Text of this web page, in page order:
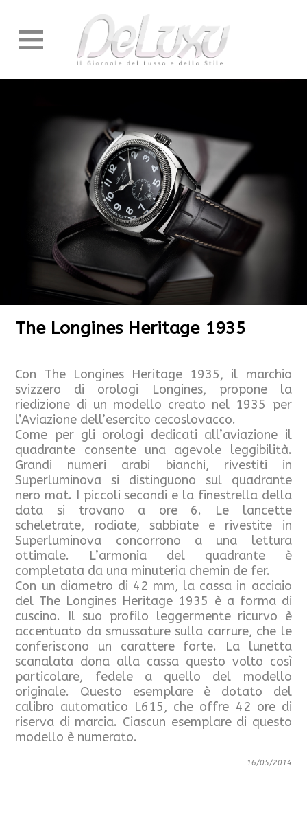
The Longines Heritage 1935
Con The Longines Heritage 1935, il marchio
svizzero di orologi Longines, propone la
riedizione di un modello creato nel 1935 per
l’Aviazione dell’esercito cecoslovacco.
Come per gli orologi dedicati all’aviazione il
quadrante consente una agevole leggibilità.
Grandi numeri arabi bianchi, rivestiti in
Superluminova si distinguono sul quadrante
nero mat. I piccoli secondi e la finestrella della
data si trovano a ore 6. Le lancette
scheletrate, rodiate, sabbiate e rivestite in
Superluminova concorrono a una lettura
ottimale. L’armonia del quadrante è
completata da una minuteria chemin de fer.
Con un diametro di 42 mm, la cassa in acciaio
del The Longines Heritage 1935 è a forma di
cuscino. Il suo profilo leggermente ricurvo è
accentuato da smussature sulla carrure, che le
conferiscono un carattere forte. La lunetta
scanalata dona alla cassa questo volto così
particolare, fedele a quello del modello
originale. Questo esemplare è dotato del
calibro automatico L615, che offre 42 ore di
riserva di marcia. Ciascun esemplare di questo
modello è numerato.
16/05/2014